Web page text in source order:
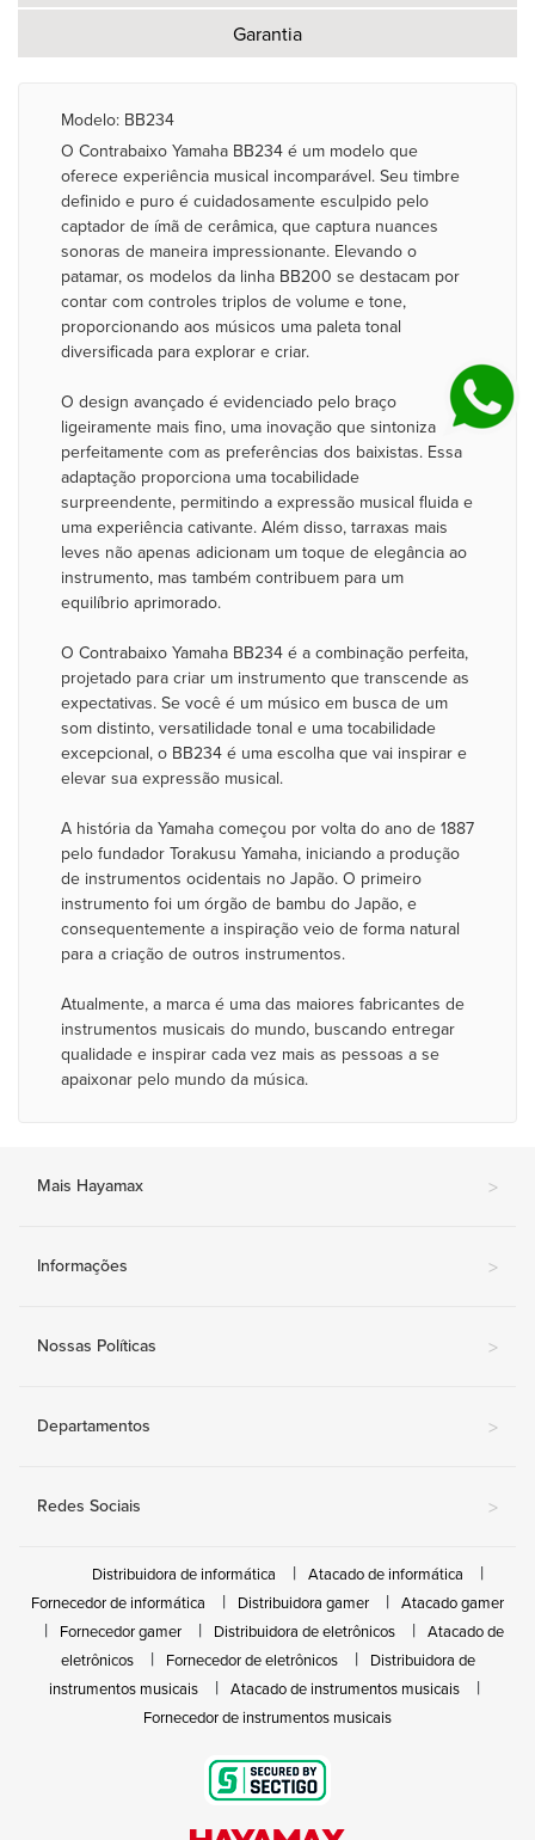
Garantia
Modelo: BB234
O Contrabaixo Yamaha BB234 é um modelo que
oferece experiência musical incomparável. Seu timbre
definido e puro é cuidadosamente esculpido pelo
captador de ímã de cerâmica, que captura nuances
sonoras de maneira impressionante. Elevando o
patamar, os modelos da linha BB200 se destacam por
contar com controles triplos de volume e tone,
proporcionando aos músicos uma paleta tonal
diversificada para explorar e criar.
O design avançado é evidenciado pelo braço
ligeiramente mais fino, uma inovação que sintoniza
perfeitamente com as preferências dos baixistas. Essa
adaptação proporciona uma tocabilidade
surpreendente, permitindo a expressão musical fluida e
uma experiência cativante. Além disso, tarraxas mais
leves não apenas adicionam um toque de elegância ao
instrumento, mas também contribuem para um
equilíbrio aprimorado.
O Contrabaixo Yamaha BB234 é a combinação perfeita,
projetado para criar um instrumento que transcende as
expectativas. Se você é um músico em busca de um
som distinto, versatilidade tonal e uma tocabilidade
excepcional, o BB234 é uma escolha que vai inspirar e
elevar sua expressão musical.
A história da Yamaha começou por volta do ano de 1887
pelo fundador Torakusu Yamaha, iniciando a produção
de instrumentos ocidentais no Japão. O primeiro
instrumento foi um órgão de bambu do Japão, e
consequentemente a inspiração veio de forma natural
para a criação de outros instrumentos.
Atualmente, a marca é uma das maiores fabricantes de
instrumentos musicais do mundo, buscando entregar
qualidade e inspirar cada vez mais as pessoas a se
apaixonar pelo mundo da música.
Mais Hayamax >
Informações >
Nossas Políticas >
Departamentos >
Redes Sociais >
Distribuidora de informática
Atacado de informática
Fornecedor de informática
Distribuidora gamer
Atacado gamer
Fornecedor gamer
Distribuidora de eletrônicos
Atacado de
eletrônicos
Fornecedor de eletrônicos
Distribuidora de
instrumentos musicais
Atacado de instrumentos musicais
Fornecedor de instrumentos musicais